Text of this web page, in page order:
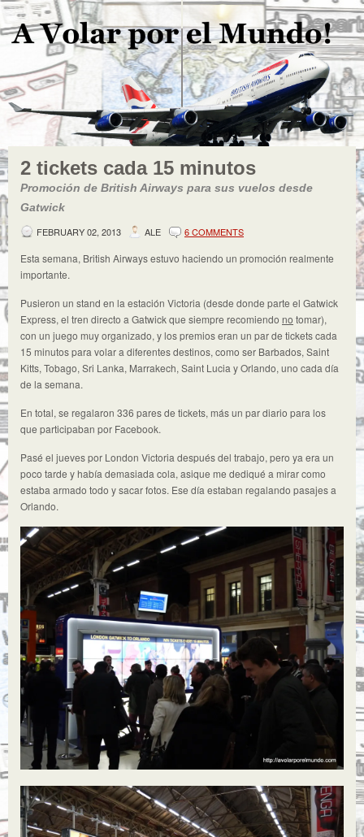
2 tickets cada 15 minutos
Promoción de British Airways para sus vuelos desde
Gatwick
FEBRUARY 02, 2013
ALE 6 COMMENTS
Esta semana, British Airways estuvo haciendo un promoción realmente
importante.
Pusieron un stand en la estación Victoria (desde donde parte el Gatwick
Express, el tren directo a Gatwick que siempre recomiendo no tomar),
con un juego muy organizado, y los premios eran un par de tickets cada
15 minutos para volar a diferentes destinos, como ser Barbados, Saint
Kitts, Tobago, Sri Lanka, Marrakech, Saint Lucia y Orlando, uno cada día
de la semana.
En total, se regalaron 336 pares de tickets, más un par diario para los
que participaban por Facebook.
Pasé el jueves por London Victoria después del trabajo, pero ya era un
poco tarde y había demasiada cola, asique me dediqué a mirar como
estaba armado todo y sacar fotos. Ese día estaban regalando pasajes a
Orlando.